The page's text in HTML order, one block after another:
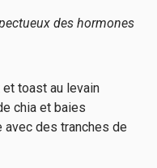
des hormones
toast au levain
chia et baies
avec des tranches de